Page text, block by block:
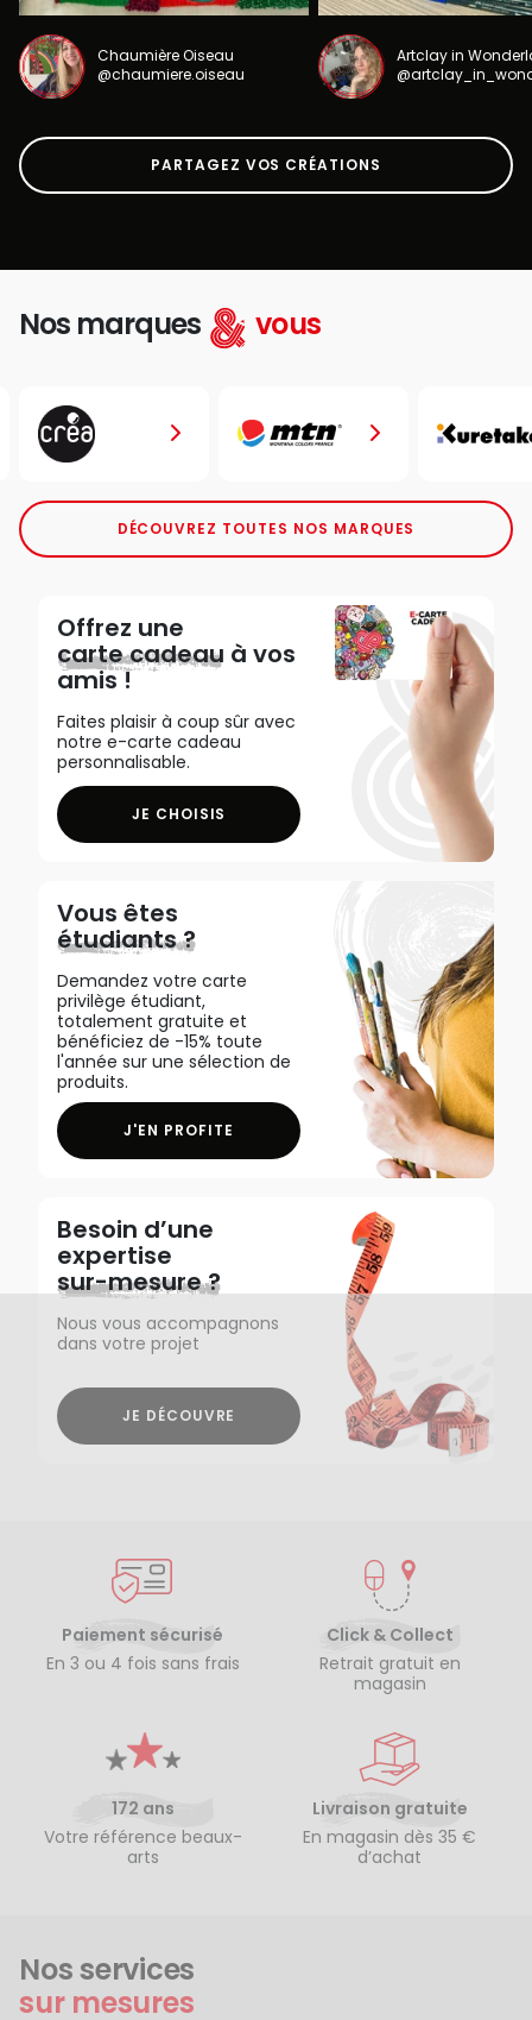
Chaumière Oiseau
@chaumiere.oiseau
Artclay in
PARTAGEZ VOS CRÉATIONS
Nos marques vous
DÉCOUVREZ TOUTES NOS MARQUES
Offrez une
carte cadeau à vos
amis !
Faites plaisir à coup sûr avec
notre e-carte cadeau
personnalisable.
JE CHOISIS
Vous êtes
étudiants ?
Demandez votre carte
privilège étudiant,
totalement gratuite et
bénéficiez de -15% toute
l'année sur une sélection de
produits.
J'EN PROFITE
Besoin d’une
expertise
sur-mesure ?
Nous vous accompagnons
dans votre projet
JE DÉCOUVRE
Paiement sécurisé
En 3 ou 4 fois sans frais
Click & Collect
Retrait gratuit en
magasin
172 ans
Votre référence beaux-
arts
Livraison gratuite
En magasin dès 35 €
d’achat
Nos services
sur mesures